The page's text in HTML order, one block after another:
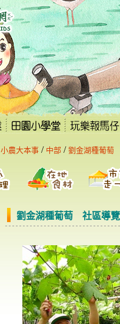
小農大本事 / 中部 / 劉金湖種葡萄
劉金湖種葡萄 社區導